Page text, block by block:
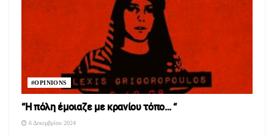
#OPINIONS
“Η πόλη έμοιαζε με κρανίου τόπο… “
6 Δεκεμβρίου 2024